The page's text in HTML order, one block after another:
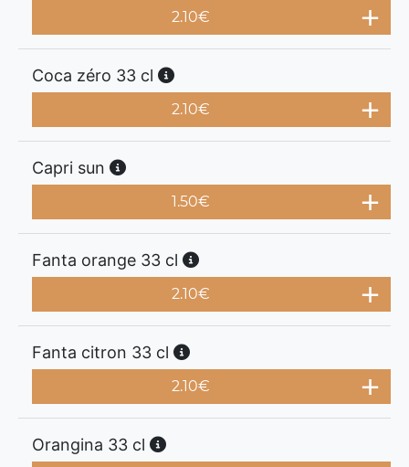
2.10€
Coca zéro 33 cl
2.10€
Capri sun
1.50€
Fanta orange 33 cl
2.10€
Fanta citron 33 cl
2.10€
Orangina 33 cl